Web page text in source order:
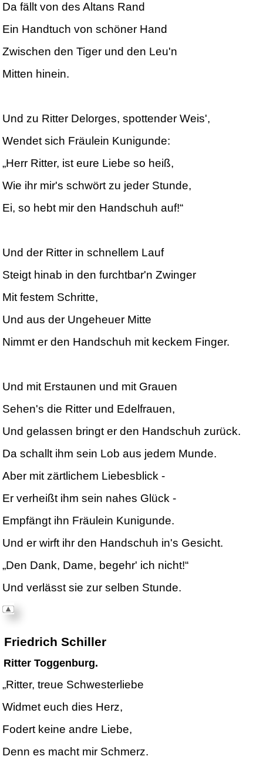
Da fällt von des Altans Rand
Ein Handtuch von schöner Hand
Zwischen den Tiger und den Leu'n
Mitten hinein.
Und zu Ritter Delorges, spottender Weis',
Wendet sich Fräulein Kunigunde:
„Herr Ritter, ist eure Liebe so heiß,
Wie ihr mir's schwört zu jeder Stunde,
Ei, so hebt mir den Handschuh auf!“
Und der Ritter in schnellem Lauf
Steigt hinab in den furchtbar'n Zwinger
Mit festem Schritte,
Und aus der Ungeheuer Mitte
Nimmt er den Handschuh mit keckem Finger.
Und mit Erstaunen und mit Grauen
Sehen's die Ritter und Edelfrauen,
Und gelassen bringt er den Handschuh zurück.
Da schallt ihm sein Lob aus jedem Munde.
Aber mit zärtlichem Liebesblick -
Er verheißt ihm sein nahes Glück -
Empfängt ihn Fräulein Kunigunde.
Und er wirft ihr den Handschuh in's Gesicht.
„Den Dank, Dame, begehr' ich nicht!“
Und verlässt sie zur selben Stunde.
Friedrich Schiller
RitterToggenburg.
„Ritter, treue Schwesterliebe
Widmet euch dies Herz,
Fodert keine andre Liebe,
Denn es macht mir Schmerz.